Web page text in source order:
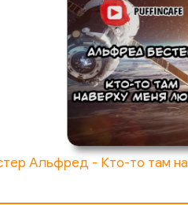
Альфред - Кто-то там